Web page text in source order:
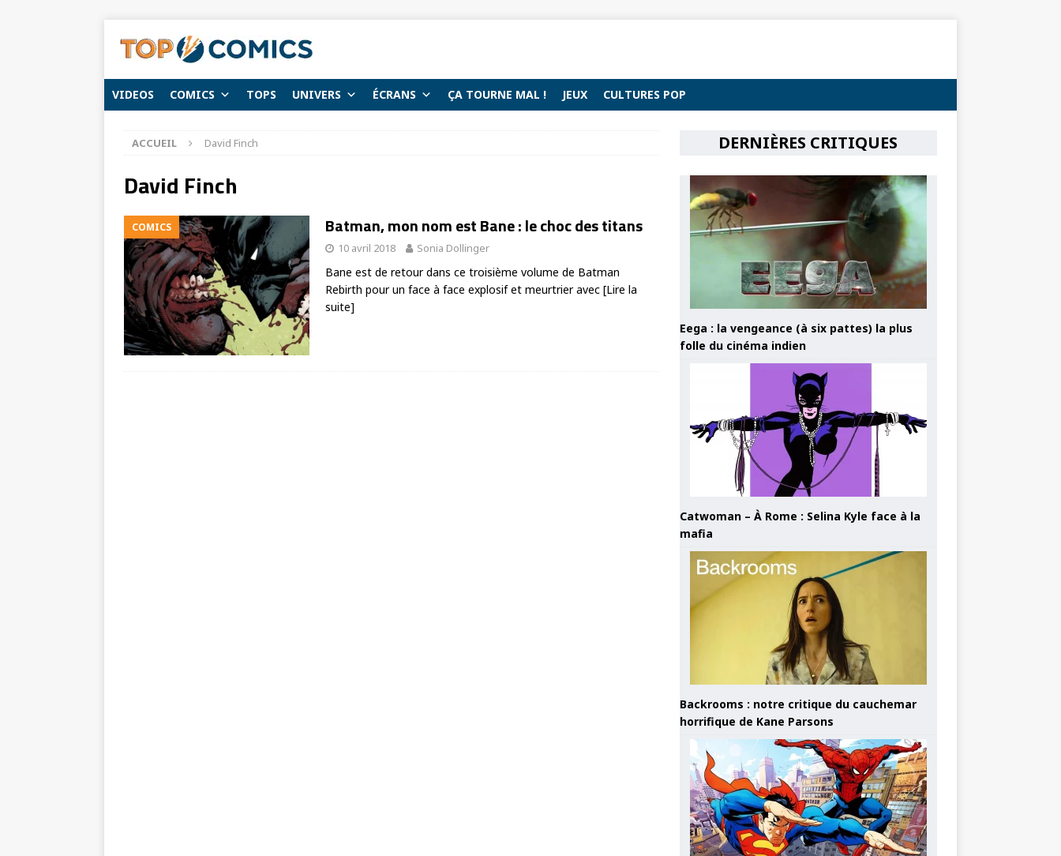
VIDEOS COMICS TOPS UNIVERS ÉCRANS ÇA TOURNE MAL ! JEUX CULTURES POP
ACCUEIL David Finch
David Finch
COMICS Batman, mon nom est Bane : le choc des titans
10 avril 2018 Sonia Dollinger
Bane est de retour dans ce troisième volume de Batman
Rebirth pour un face à face explosif et meurtrier avec [Lire la
suite]
DERNIÈRES CRITIQUES
Eega : la vengeance (à six pattes) la plus
folle du cinéma indien
Catwoman – À Rome : Selina Kyle face à la
mafia
Backrooms : notre critique du cauchemar
horrifique de Kane Parsons